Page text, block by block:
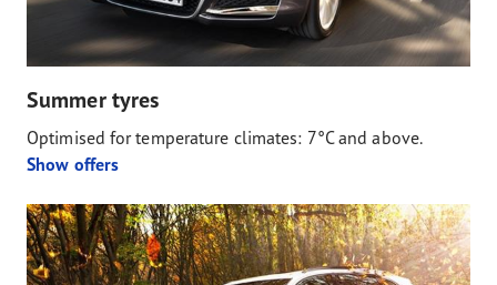
Summer tyres
Optimised for temperature climates: 7°C and above.
Show offers